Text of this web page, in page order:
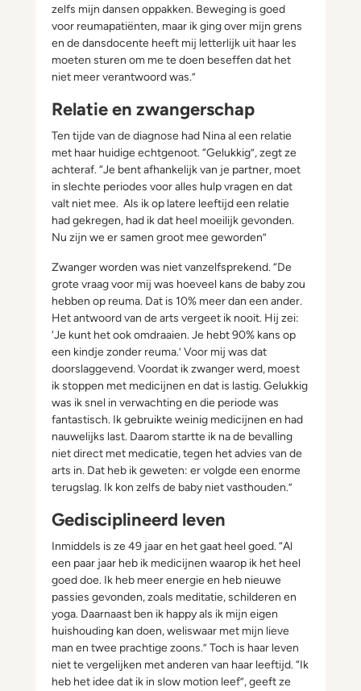
zelfs mijn dansen oppakken. Beweging is goed
voor reumapatiënten, maar ik ging over mijn grens
en de dansdocente heeft mij letterlijk uit haar les
moeten sturen om me te doen beseffen dat het
niet meer verantwoord was.”
Relatie en zwangerschap
Ten tijde van de diagnose had Nina al een relatie
met haar huidige echtgenoot. “Gelukkig”, zegt ze
achteraf. “Je bent afhankelijk van je partner, moet
in slechte periodes voor alles hulp vragen en dat
valt niet mee. Als ik op latere leeftijd een relatie
had gekregen, had ik dat heel moeilijk gevonden.
Nu zijn we er samen groot mee geworden”
Zwanger worden was niet vanzelfsprekend. “De
grote vraag voor mij was hoeveel kans de baby zou
hebben op reuma. Dat is 10% meer dan een ander.
Het antwoord van de arts vergeet ik nooit. Hij zei:
‘Je kunt het ook omdraaien. Je hebt 90% kans op
een kindje zonder reuma.’ Voor mij was dat
doorslaggevend. Voordat ik zwanger werd, moest
ik stoppen met medicijnen en dat is lastig. Gelukkig
was ik snel in verwachting en die periode was
fantastisch. Ik gebruikte weinig medicijnen en had
nauwelijks last. Daarom startte ik na de bevalling
niet direct met medicatie, tegen het advies van de
arts in. Dat heb ik geweten: er volgde een enorme
terugslag. Ik kon zelfs de baby niet vasthouden.”
Gedisciplineerd leven
Inmiddels is ze 49 jaar en het gaat heel goed. “Al
een paar jaar heb ik medicijnen waarop ik het heel
goed doe. Ik heb meer energie en heb nieuwe
passies gevonden, zoals meditatie, schilderen en
yoga. Daarnaast ben ik happy als ik mijn eigen
huishouding kan doen, weliswaar met mijn lieve
man en twee prachtige zoons.” Toch is haar leven
niet te vergelijken met anderen van haar leeftijd. “Ik
heb het idee dat ik in slow motion leef”, geeft ze